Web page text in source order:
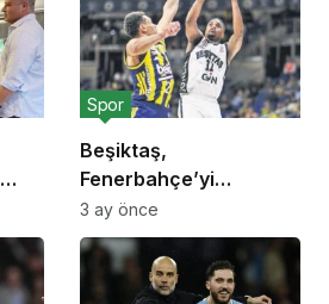
Beşiktaş,
Fenerbahçe’yi
Deplasmanda Yendi!
Spor
3 ay önce